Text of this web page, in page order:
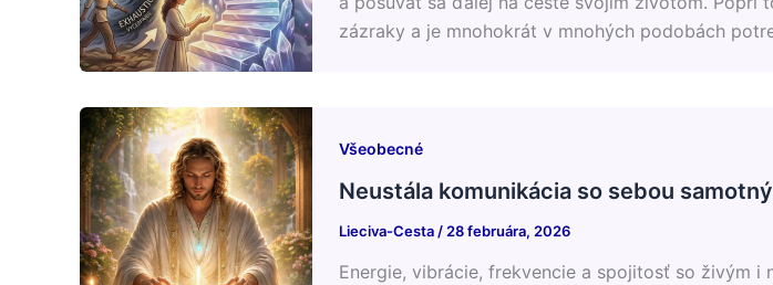
zázraky a je mnohokrát v mnohých podobách
Všeobecné
Neustála komunikácia so sebou
Lieciva-Cesta / 28 februára, 2026
Energie, vibrácie, frekvencie a spojitosť so živým i